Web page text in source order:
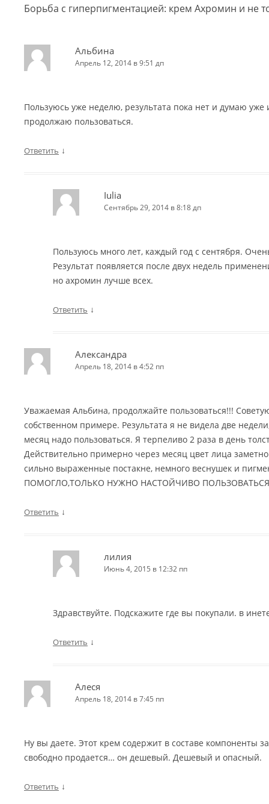
Борьба с гиперпигментацией: крем Ахромин и не
Альбина
Апрель 12, 2014 в 9:51 дп
Пользуюсь уже неделю, результата пока нет и думаю уже
продолжаю пользоваться.
Ответить ↓
Iulia
Сентябрь 29, 2014 в 8:18 дп
Пользуюсь много лет, каждый год с сентября.
Результат появляется после двух недель
но ахромин лучше всех.
Ответить ↓
Александра
Апрель 18, 2014 в 4:52 пп
Уважаемая Альбина, продолжайте пользоваться!!!
собственном примере. Результата я не видела две
месяц надо пользоваться. Я терпеливо 2 раза в день
Действительно примерно через месяц цвет лица
сильно выраженные постакне, немного веснушек и
ПОМОГЛО,ТОЛЬКО НУЖНО НАСТОЙЧИВО
Ответить ↓
лилия
Июнь 4, 2015 в 12:32 пп
Здравствуйте. Подскажите где вы покупали. в
Ответить ↓
Алеся
Апрель 18, 2014 в 7:45 пп
Ну вы даете. Этот крем содержит в составе компоненты
свободно продается… он дешевый. Дешевый и опасный.
Ответить ↓